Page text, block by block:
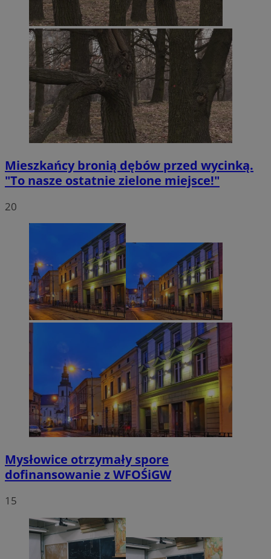
Mieszkańcy bronią dębów przed wycinką.
"To nasze ostatnie zielone miejsce!"
20
Mysłowice otrzymały spore
dofinansowanie z WFOŚiGW
15